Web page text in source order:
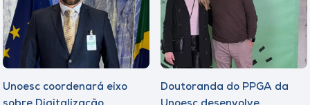
Unoesc coordenará eixo
Doutoranda do PPGA da